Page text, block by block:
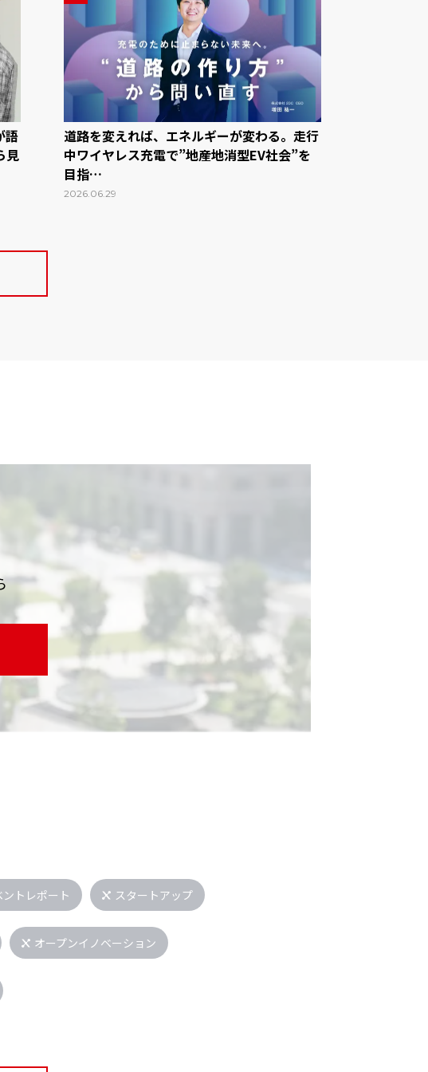
語
見
道路を変えれば、エネルギーが変わる。走行
中ワイヤレス充電で”地産地消型EV社会”を
目指…
2026.06.29
ントレポート スタートアップ
オープンイノベーション